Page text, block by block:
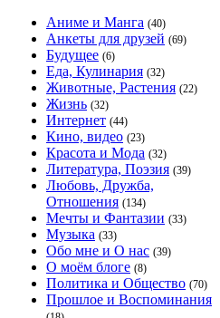
Аниме и Манга (40)
Анкеты для друзей (69)
Будущее (6)
Еда, Кулинария (32)
Животные, Растения (22)
Жизнь (32)
Интернет (44)
Кино, видео (23)
Красота и Мода (32)
Литература, Поэзия (39)
Любовь, Дружба,
Отношения (134)
Мечты и Фантазии (33)
Музыка (33)
Обо мне и О нас (39)
О моём блоге (8)
Политика и Общество (70)
Прошлое и Воспоминания